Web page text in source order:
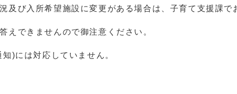
及び入所希望施設に変更がある場合は、子育て支援課で
えできませんので御注意ください。
)には対応していません。